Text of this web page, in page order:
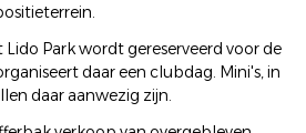
Park wordt gereserveerd voor de
daar een clubdag. Mini's, in
daar aanwezig zijn.